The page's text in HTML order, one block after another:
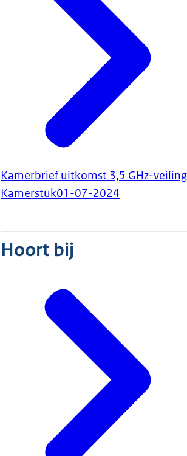
Kamerbrief uitkomst 3,5 GHz-veiling
Kamerstuk01-07-2024
Hoort bij